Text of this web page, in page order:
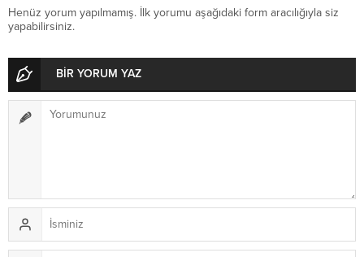
Henüz yorum yapılmamış. İlk yorumu aşağıdaki form aracılığıyla siz
yapabilirsiniz.
BİR YORUM YAZ